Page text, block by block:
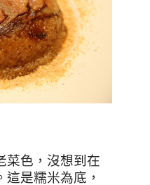
菜色，沒想到在
這是糯米為底，